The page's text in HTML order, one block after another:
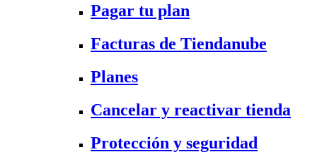
Pagar tu plan
Facturas de Tiendanube
Planes
Cancelar y reactivar tienda
Protección y seguridad